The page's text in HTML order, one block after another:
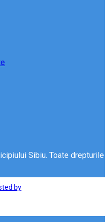
Sibiu. Toate drepturile
by